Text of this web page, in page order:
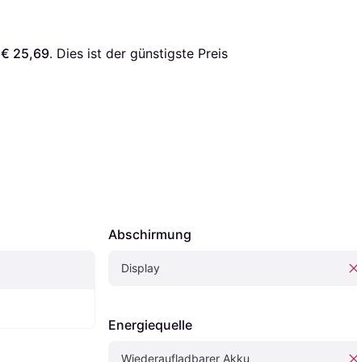
€ 25,69. Dies ist der günstigste Preis
Abschirmung
Display
Energiequelle
Wiederaufladbarer Akku